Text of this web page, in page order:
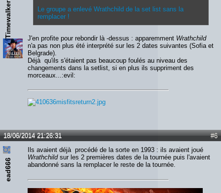
Timewalker
Le groupe a enlevé Wrathchild de la set list sans la
remplacer !
J'en profite pour rebondir là -dessus : apparemment Wrathchild
n'a pas non plus été interprété sur les 2 dates suivantes (Sofia et
Belgrade).
Déjà qu'ils s'étaient pas beaucoup foulés au niveau des
changements dans la setlist, si en plus ils suppriment des
morceaux...:evil:
#6
18/06/2014 21:26:31
ead666
Ils avaient déjà procédé de la sorte en 1993 : ils avaient joué
Wrathchildsur les 2 premières dates de la tournée puis l'avaient
abandonné sans la remplacer le reste de la tournée.